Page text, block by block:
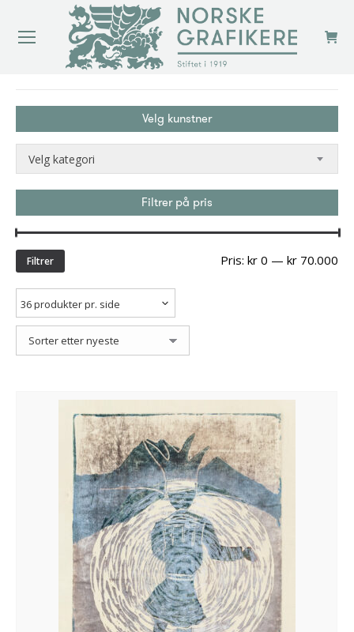
Velg kunstner
Velg kategori
Filtrer på pris
Filtrer Pris: kr 0 — kr 70.000